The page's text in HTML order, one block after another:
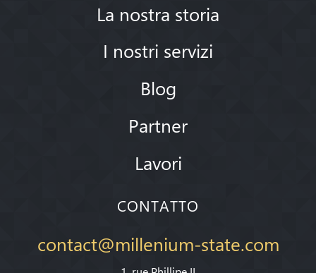
La nostra storia
I nostri servizi
Blog
Partner
Lavori
CONTATTO
contact@millenium-state.com